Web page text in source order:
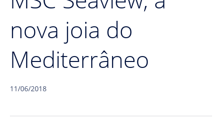
nova joia do
Mediterrâneo
11/06/2018